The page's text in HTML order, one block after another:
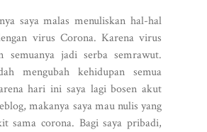
saya malas menuliskan hal-hal
virus Corona. Karena virus
jadi serba semrawut.
mengubah kehidupan semua
hari ini saya lagi bosen akut
makanya saya mau nulis yang
sama corona. Bagi saya pribadi,